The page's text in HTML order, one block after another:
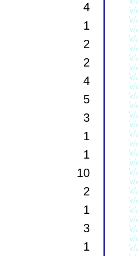
4
1
2
2
4
5
3
1
1
10
2
1
3
1